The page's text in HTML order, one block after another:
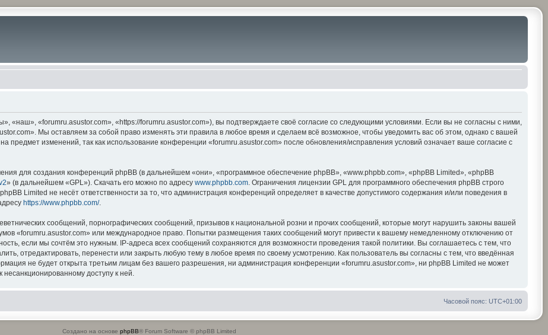
«forumru.asustor.com», «https://forumru.asustor.com»), вы подтверждаете своё согласие со следующими условиями. Если вы не согласны с ними,
Мы оставляем за собой право изменять эти правила в любое время и сделаем всё возможное, чтобы уведомить вас об этом, однако с вашей
предмет изменений, так как использование конференции «forumru.asustor.com» после обновления/исправления условий означает ваше согласие с
для создания конференций phpBB (в дальнейшем «они», «программное обеспечение phpBB», «www.phpbb.com», «phpBB Limited», «phpBB
» (в дальнейшем «GPL»). Скачать его можно по адресу www.phpbb.com. Ограничения лицензии GPL для программного обеспечения phpBB строго
Limited не несёт ответственности за то, что администрация конференций определяет в качестве допустимого содержания и/или поведения в
https://www.phpbb.com/.
сообщений, порнографических сообщений, призывов к национальной розни и прочих сообщений, которые могут нарушить законы вашей
«forumru.asustor.com» или международное право. Попытки размещения таких сообщений могут привести к вашему немедленному отключению от
если мы сочтём это нужным. IP-адреса всех сообщений сохраняются для возможности проведения такой политики. Вы соглашаетесь с тем, что
отредактировать, перенести или закрыть любую тему в любое время по своему усмотрению. Как пользователь вы согласны с тем, что введённая
не будет открыта третьим лицам без вашего разрешения, ни администрация конференции «forumru.asustor.com», ни phpBB Limited не может
доступу к ней.
Часовой пояс: UTC+01:00
Создано на основе phpBB® Forum Software © phpBB Limited